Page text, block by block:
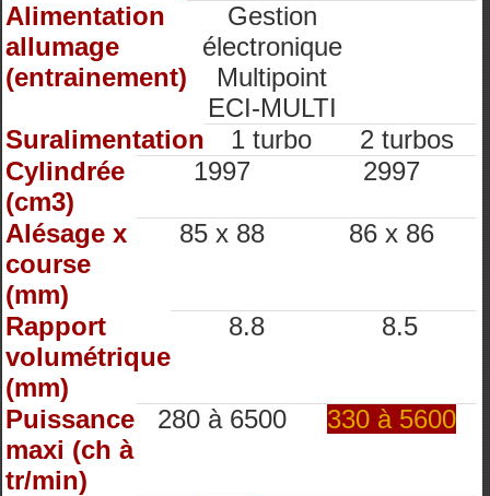
Alimentation
allumage
(entrainement)
Gestion
électronique
Multipoint
ECI-MULTI
Suralimentation
1 turbo
2 turbos
Cylindrée
(cm3)
1997 2997
Alésage x
course
(mm)
85 x 88 86 x 86
Rapport
volumétrique
(mm)
8.8 8.5
Puissance
maxi (ch à
tr/min)
280 à 6500 330 à 5600